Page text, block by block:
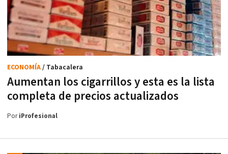
Aumentan los cigarrillos y esta es la lista
completa de precios actualizados
ECONOMÍA/ Tabacalera
PoriProfesional